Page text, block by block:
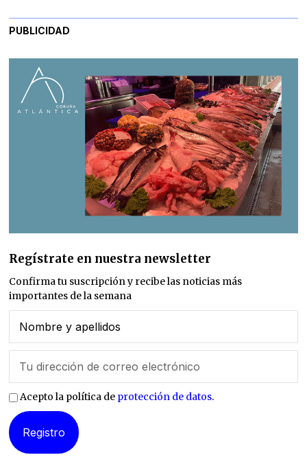
PUBLICIDAD
Regístrate en nuestra newsletter
Confirma tu suscripción y recibe las noticias más
importantes de la semana
Acepto la política de protección de datos.